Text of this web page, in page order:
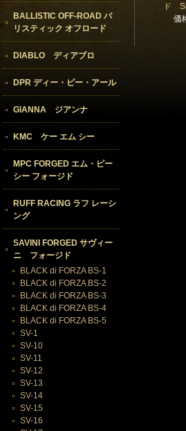
ド
価
BALLISTIC OFF-ROAD バ
リスティック オフロード
DIABLO ディアブロ
DPR ディー・ピー・アール
GIANNA ジアンナ
KMC ケー エム シー
MPC FORGED エム・ピー
シー フォージド
RUFF RACING ラフ レーシ
ング
SAVINI FORGED サヴィー
ニ フォージド
BLACK di FORZA BS-1
BLACK di FORZA BS-2
BLACK di FORZA BS-3
BLACK di FORZA BS-4
BLACK di FORZA BS-5
SV-1
SV-10
SV-11
SV-12
SV-13
SV-14
SV-15
SV-16